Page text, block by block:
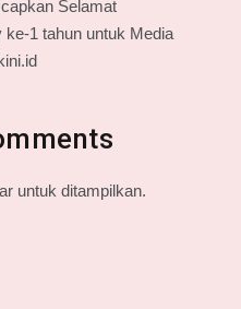
Selamat
ke-1 tahun untuk Media
untuk ditampilkan.